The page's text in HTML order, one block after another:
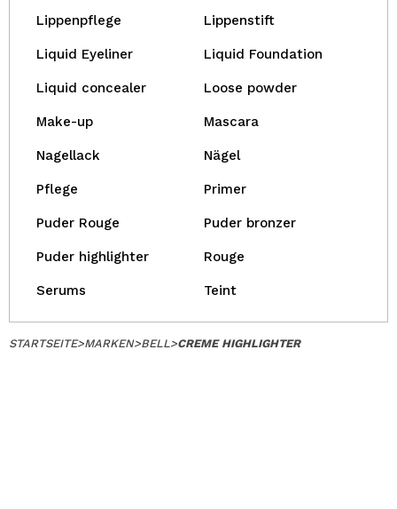
Lippenpflege Lippenstift
Liquid Eyeliner Liquid Foundation
Liquid concealer Loose powder
Make-up Mascara
Nagellack Nägel
Pflege Primer
Puder Rouge Puder bronzer
Puder highlighter Rouge
Serums Teint
STARTSEITE>MARKEN>BELL>CREME HIGHLIGHTER